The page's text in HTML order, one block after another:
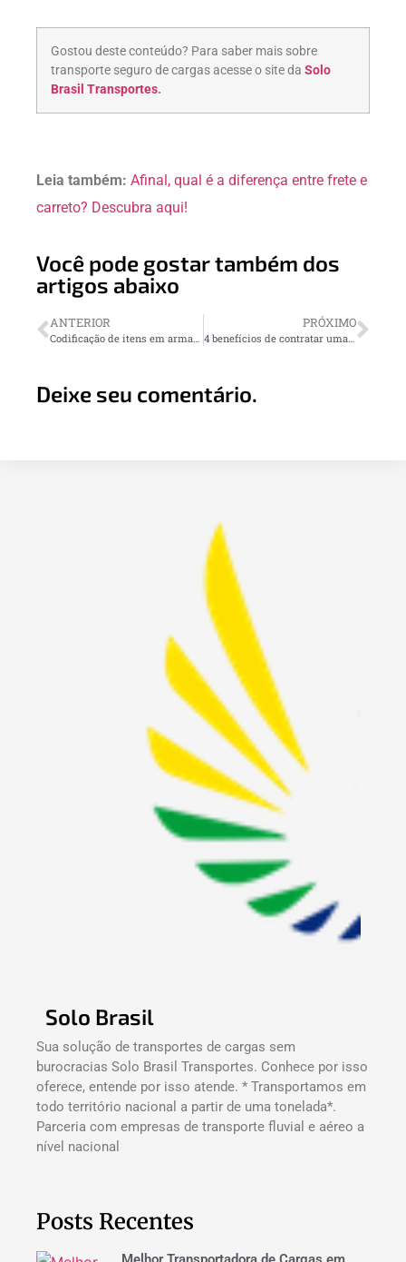
Gostou deste conteúdo? Para saber mais sobre
transporte seguro de cargas acesse o site da Solo
Brasil Transportes.
Leia também: Afinal, qual é a diferença entre frete e
carreto? Descubra aqui!
Você pode gostar também dos
artigos abaixo
ANTERIOR
Codificação de itens em armazém: entenda a importância e as vantagens
PRÓXIMO
4 benefícios de contratar uma empresa de transportes
Deixe seu comentário.
Solo Brasil
Sua solução de transportes de cargas sem
burocracias Solo Brasil Transportes. Conhece por isso
oferece, entende por isso atende. * Transportamos em
todo território nacional a partir de uma tonelada*.
Parceria com empresas de transporte fluvial e aéreo a
nível nacional
Posts Recentes